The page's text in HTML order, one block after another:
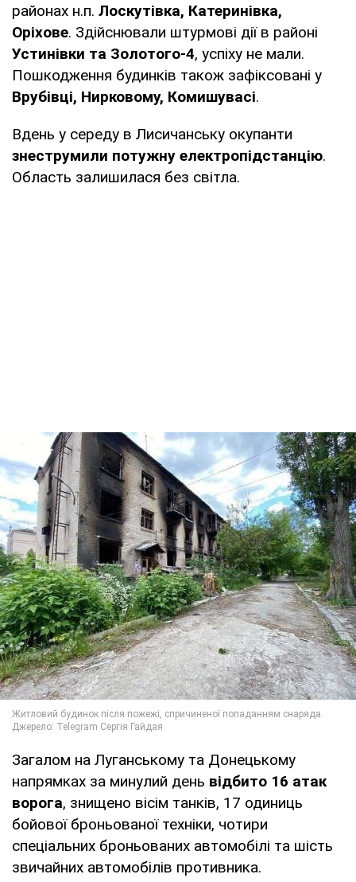
районах н.п. Лоскутівка, Катеринівка,
Оріхове. Здійснювали штурмові дії в районі
Устинівки та Золотого-4, успіху не мали.
Пошкодження будинків також зафіксовані у
Врубівці, Нирковому, Комишувасі.
Вдень у середу в Лисичанську окупанти
знеструмили потужну електропідстанцію.
Область залишилася без світла.
Загалом на Луганському та Донецькому
напрямках за минулий день відбито 16 атак
ворога, знищено вісім танків, 17 одиниць
бойової броньованої техніки, чотири
спеціальних броньованих автомобілі та шість
звичайних автомобілів противника.